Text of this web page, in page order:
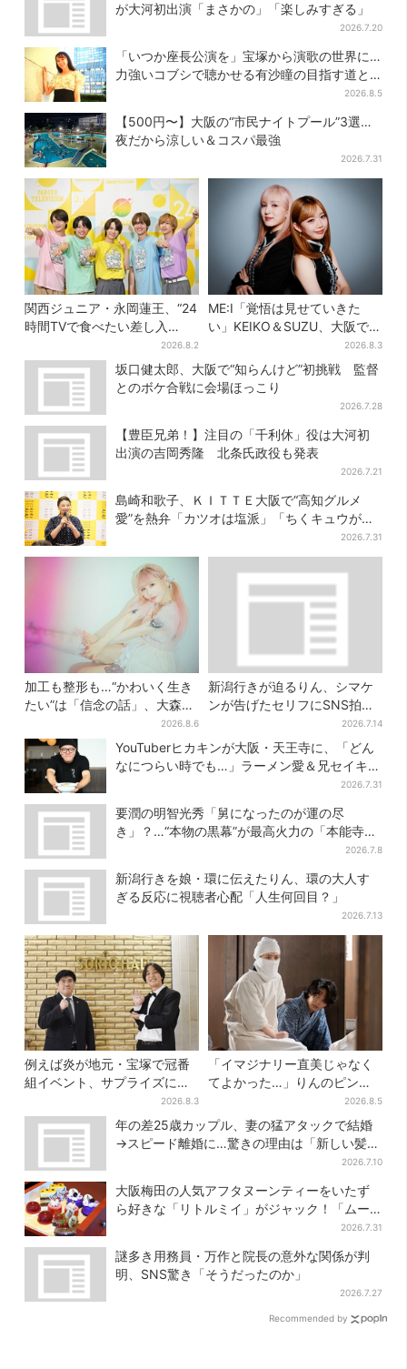
が大河初出演「まさかの」「楽しみすぎる」
2026.7.20
「いつか座長公演を」宝塚から演歌の世界に…
力強いコブシで聴かせる有沙瞳の目指す道と
2026.8.5
【500円〜】大阪の“市民ナイトプール”3選…
夜だから涼しい＆コスパ最強
2026.7.31
関西ジュニア・永岡蓮王、“24
時間TVで食べたい差し入
れ”は？「キッチンカーが良い
です！」会場沸く
2026.8.2
ME:I「覚悟は見せていきた
い」KEIKO＆SUZU、大阪で語
る…“日プ女子”からの3年間
と、7人で目指す夢
2026.8.3
坂口健太郎、大阪で“知らんけど”初挑戦 監督
とのボケ合戦に会場ほっこり
2026.7.28
【豊臣兄弟！】注目の「千利休」役は大河初
出演の吉岡秀隆 北条氏政役も発表
2026.7.21
島崎和歌子、ＫＩＴＴＥ大阪で“高知グルメ
愛”を熱弁「カツオは塩派」「ちくキュウがお
2026.7.31
加工も整形も…“かわいく生き
たい”は「信念の話」、大森靖
2026.8.6
新潟行きが迫るりん、シマケ
ンが告げたセリフにSNS拍子
抜け「違う、そうじゃない」
2026.7.14
YouTuberヒカキンが大阪・天王寺に、「どん
なにつらい時でも…」ラーメン愛＆兄セイキン
2026.7.31
要潤の明智光秀「舅になったのが運の尽
き」？…“本物の黒幕”が最高火力の「本能寺」
2026.7.8
新潟行きを娘・環に伝えたりん、環の大人す
ぎる反応に視聴者心配「人生何回目？」
2026.7.13
例えば炎が地元・宝塚で冠番
組イベント、サプライズに会
場騒然「まさか本人が出てく
るとは…」
2026.8.3
「イマジナリー直美じゃなく
てよかった…」りんのピンチ
に駆けつける直美、ベストな
タイミングに視聴者歓喜
2026.8.5
年の差25歳カップル、妻の猛アタックで結婚
→スピード離婚に…驚きの理由は「新しい髪
2026.7.10
大阪梅田の人気アフタヌーンティーをいたず
ら好きな「リトルミイ」がジャック！「ムー
2026.7.31
謎多き用務員・万作と院長の意外な関係が判
明、SNS驚き「そうだったのか」
2026.7.27
Recommended by